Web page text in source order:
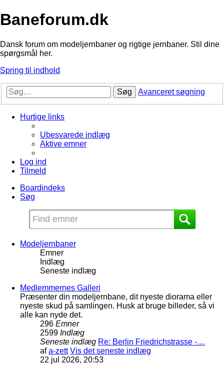
Baneforum.dk
Dansk forum om modeljernbaner og rigtige jernbaner. Stil dine
spørgsmål her.
Spring til indhold
Søg Avanceret søgning
Hurtige links
Ubesvarede indlæg
Aktive emner
Log ind
Tilmeld
Boardindeks
Søg
Modeljernbaner
Emner
Indlæg
Seneste indlæg
Medlemmernes Galleri
Præsenter din modeljernbane, dit nyeste diorama eller
nyeste skud på samlingen. Husk at bruge billeder, så vi
alle kan nyde det.
296 Emner
2599 Indlæg
Seneste indlæg Re: Berlin Friedrichstrasse -…
afa-zett Vis det seneste indlæg
22 jul 2026, 20:53